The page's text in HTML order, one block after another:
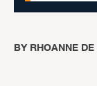
BYRHOANNE